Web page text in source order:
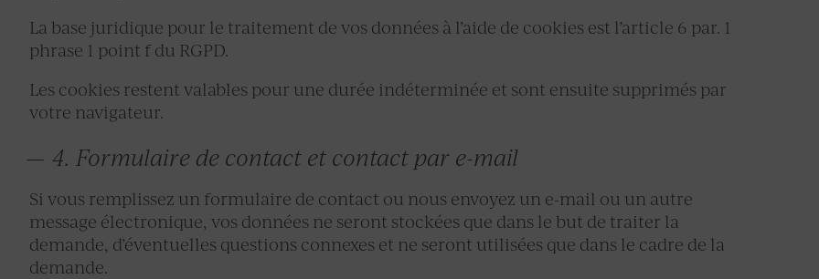
La base juridique pour le traitement de vos données à l’aide de cookies est l’article 6 par. 1
phrase 1 point f du RGPD.
Les cookies restent valables pour une durée indéterminée et sont ensuite supprimés par
votre navigateur.
4. Formulaire de contact et contact par e-mail
Si vous remplissez un formulaire de contact ou nous envoyez un e-mail ou un autre
message électronique, vos données ne seront stockées que dans le but de traiter la
demande, d’éventuelles questions connexes et ne seront utilisées que dans le cadre de la
demande.